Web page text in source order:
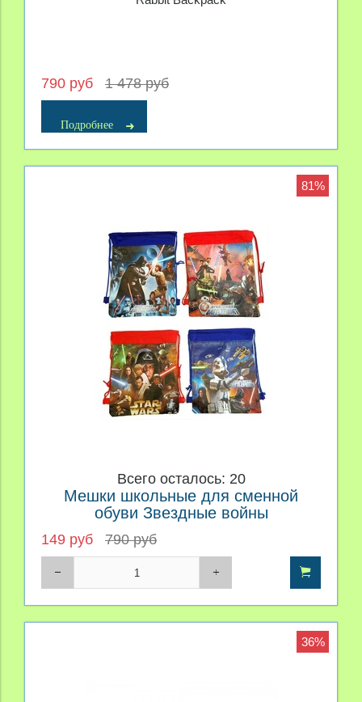
790 руб 1 478 руб
Подробнее
81%
Всего осталось: 20
Мешки школьные для сменной
обуви Звездные войны
149 руб 790 руб
36%